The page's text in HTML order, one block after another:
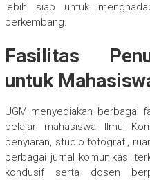
lebih siap untuk
berkembang.
Fasilitas
untuk
UGM menyediakan berbagai
belajar mahasiswa Ilmu
penyiaran, studio fotografi,
berbagai jurnal komunikasi
kondusif serta dosen